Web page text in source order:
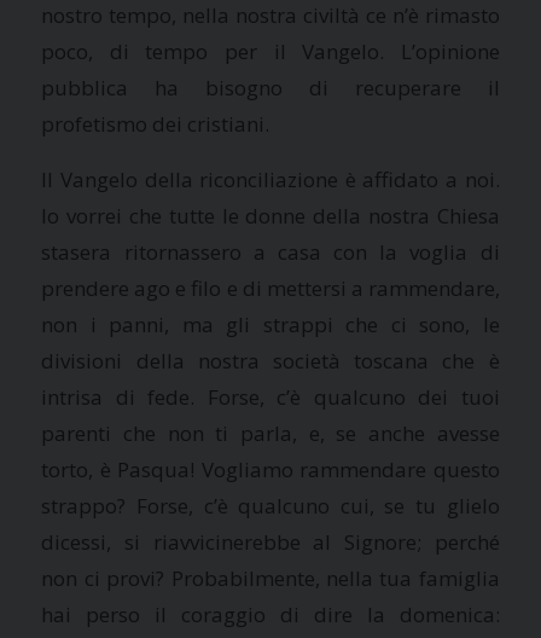
nostro tempo, nella nostra civiltà ce n’è rimasto
poco, di tempo per il Vangelo. L’opinione
pubblica ha bisogno di recuperare il
profetismo dei cristiani.
Il Vangelo della riconciliazione è affidato a noi.
Io vorrei che tutte le donne della nostra Chiesa
stasera ritornassero a casa con la voglia di
prendere ago e filo e di mettersi a rammendare,
non i panni, ma gli strappi che ci sono, le
divisioni della nostra società toscana che è
intrisa di fede. Forse, c’è qualcuno dei tuoi
parenti che non ti parla, e, se anche avesse
torto, è Pasqua! Vogliamo rammendare questo
strappo? Forse, c’è qualcuno cui, se tu glielo
dicessi, si riavvicinerebbe al Signore; perché
non ci provi? Probabilmente, nella tua famiglia
hai perso il coraggio di dire la domenica: